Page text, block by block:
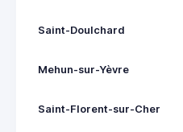
Saint-Doulchard
Mehun-sur-Yèvre
Saint-Florent-sur-Cher